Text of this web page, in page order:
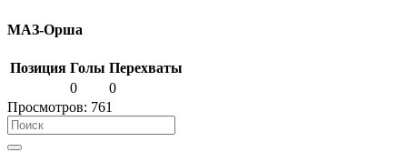
МАЗ-Орша
Позиция Голы Перехваты
0
0
Просмотров: 761